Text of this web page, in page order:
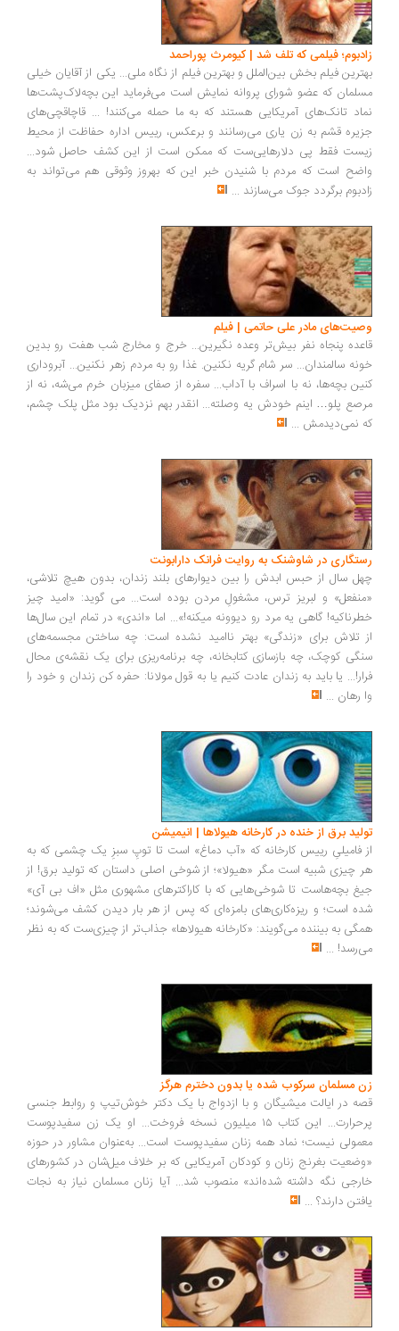
زادبوم؛ فیلمی که تلف شد | کیومرث پوراحمد
بهترین فیلم بخش بین‌الملل و بهترین فیلم از نگاه ملی... یکی از آقایان خیلی
مسلمان که عضو شورای پروانه نمایش است می‌فرماید این بچه‌لاک‌پشت‌ها
نماد تانک‌های آمریکایی هستند که به ما حمله می‌کنند! ... قاچاقچی‌های
جزیره قشم به زن یاری می‌رسانند و برعکس، رییس اداره حفاظت از محیط
زیست فقط پی دلارهایی‌ست که ممکن است از این کشف حاصل شود...
واضح است که مردم با شنیدن خبر این که بهروز وثوقی هم می‌تواند به
زادبوم برگردد جوک می‌سازند ...
وصیت‌های مادر علی حاتمی | فیلم
قاعده پنجاه‌ نفر بیش‌تر وعده نگیرین... خرج و مخارج شب هفت رو بدین
خونه سالمندان... سر شام گریه نکنین. غذا رو به مردم زهر نکنین... آبروداری
کنین بچه‌ها، نه با اسراف با آداب... سفره از صفای میزبان خرم می‌شه، نه از
مرصع پلو… اینم خودش یه وصلته... انقدر بهم نزدیک بود مثل پلک چشم،
که نمی‌دیدمش ...
رستگاری در شاوشنک به روایت فرانک دارابونت
چهل سال از حبس ابدش را بین دیوارهای بلند زندان، بدون هیچ تلاشی،
«منفعل» و لبریز ترس، مشغولِ مردن بوده است... می گوید: «امید چیز
خطرناکیه! گاهی یه مرد رو دیوونه میکنه!»... اما «اندی» در تمام این سال‌ها
از تلاش برای «زندگی» بهتر ناامید نشده است: چه ساختن مجسمه‌های
سنگی کوچک، چه بازسازی کتابخانه، چه برنامه‌ریزی برای یک نقشه‌ی محال
فرار!... یا باید به زندان عادت کنیم یا به قول مولانا: حفره کن زندان و خود را
وا رهان ...
تولید برق از خنده در کارخانه هیولاها | انیمیشن
از فامیلیِ رییس کارخانه که «آب دماغ» است تا توپِ سبزِ یک چشمی که به
هر چیزی شبیه است مگر «هیولا»؛ از شوخی اصلی داستان که تولید برق! از
جیغ بچه‌هاست تا شوخی‌هایی که با کاراکترهای مشهوری مثل «اف بی آی»
شده است؛ و ریزه‌کاری‌های بامزه‌ای که پس از هر بار دیدن کشف می‌شوند؛
همگی به بیننده می‌گویند: «کارخانه هیولاها» جذاب‌تر از چیزی‌ست که به نظر
می‌رسد! ...
زن مسلمان سرکوب شده یا بدون دخترم هرگز
قصه در ایالت میشیگان و با ازدواج با یک دکتر خوش‌تیپ و روابط جنسی
پرحرارت... این کتاب ۱۵ میلیون نسخه فروخت... او یک زن سفیدپوست
معمولی نیست؛ نماد همه زنان سفیدپوست است... به‌عنوان مشاور در حوزه
«وضعیت بغرنج زنان و کودکان آمریکایی که بر خلاف میل‌شان در کشورهای
خارجی نگه داشته شده‌اند» منصوب شد... آیا زنان مسلمان نیاز به نجات
یافتن دارند؟ ...